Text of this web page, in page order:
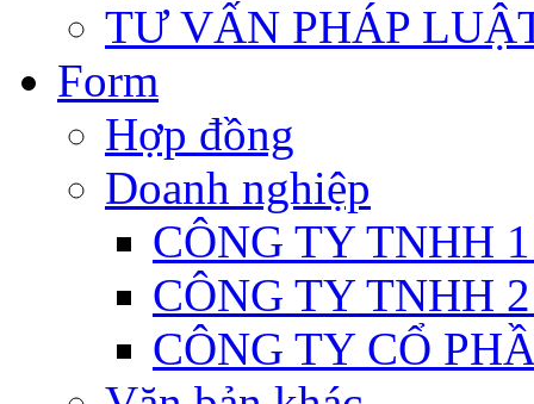
TƯ VẤN PHÁP
Form
Hợp đồng
Doanh nghiệp
CÔNG TY TNHH
CÔNG TY TNHH
CÔNG TY CỔ